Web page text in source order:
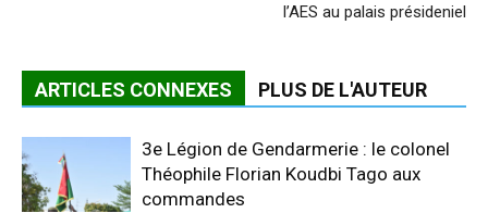
l’AES au palais présideniel
ARTICLES CONNEXES PLUS DE L'AUTEUR
3e Légion de Gendarmerie : le colonel
Théophile Florian Koudbi Tago aux
commandes